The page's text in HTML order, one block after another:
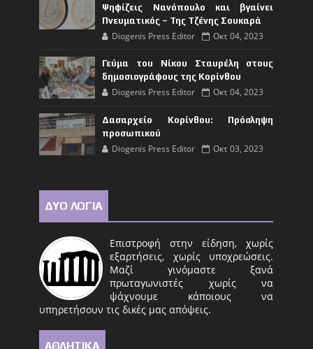
Ψηφίζεις Νανόπουλο και βγαίνει
Πνευματικός – Της Τζένης Σουκαρά
Diogenis Press Editor Οκτ 04, 2023
Γεύμα του Νίκου Σταυρέλη στους
δημοσιογράφους της Κορίνθου
Diogenis Press Editor Οκτ 04, 2023
Δασαρχείο Κορίνθου: Πρόσληψη
προσωπικού
Diogenis Press Editor Οκτ 03, 2023
ΔΥΟ ΛΟΓΙΑ
Επιστροφή στην είδηση, χωρίς
εξαρτήσεις, χωρίς υποχρεώσεις.
Μαζί γινόμαστε ξανά
πρωταγωνιστές χωρίς να
ψάχνουμε κάποιους να
υπηρετήσουν τις δικές μας απόψεις.
ΑΘΛΗΤΙΚΑ